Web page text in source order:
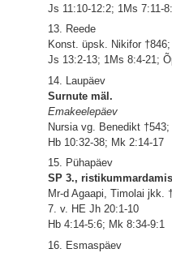
Js 11:10-12:2; 1Ms 7:11-
13. Reede
Konst. üpsk. Nikifor
Js 13:2-13; 1Ms 8:4-21;
14. Laupäev
Surnute mäl.
Emakeelepäev
Nursia vg. Benedikt
Hb 10:32-38; Mk 2:14-17
15. Pühapäev
SP 3.,
Mr-d Agaapi, Timolai jkk.
7. v. HE Jh 20:1-10
Hb 4:14-5:6; Mk 8:34-9:1
16. Esmaspäev